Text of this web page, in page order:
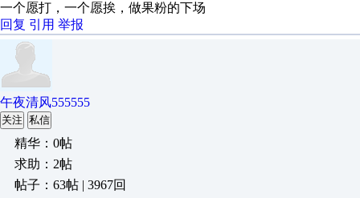
一个愿打，一个愿挨，做果粉的下场
回复 引用 举报
午夜清风555555
关注 私信
精华：0帖
求助：2帖
帖子：63帖 | 3967回